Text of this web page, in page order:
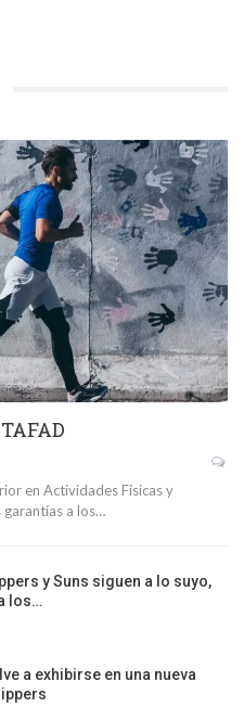
en Actividades Físicas y
garantías a los…
y Suns siguen a lo suyo,
los…
a exhibirse en una nueva